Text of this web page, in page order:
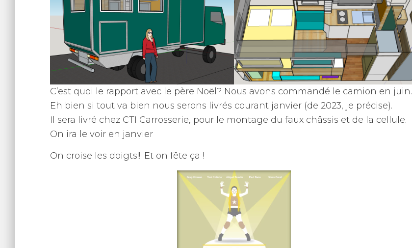
C’est quoi le rapport avec le père Noël? Nous avons commandé le camion en juin.
Eh bien si tout va bien nous serons livrés courant janvier (de 2023, je précise).
Il sera livré chez CTI Carrosserie, pour le montage du faux châssis et de la cellule.
On ira le voir en janvier
On croise les doigts!!! Et on fête ça !